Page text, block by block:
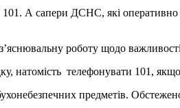
А сапери ДСНС, які
роботу щодо
натомість телефонувати 101,
предметів.